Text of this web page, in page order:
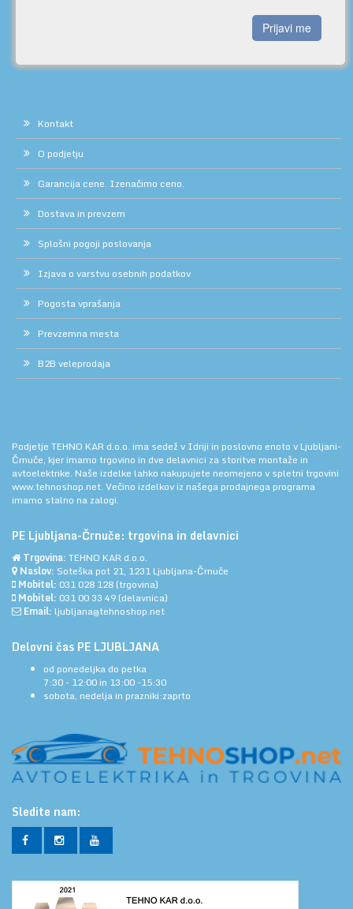
Prijavi me
Kontakt
O podjetju
Garancija cene. Izenačimo ceno.
Dostava in prevzem
Splošni pogoji poslovanja
Izjava o varstvu osebnih podatkov
Pogosta vprašanja
Prevzemna mesta
B2B veleprodaja
Podjetje TEHNO KAR d.o.o. ima sedež v Idriji in poslovno enoto v Ljubljani-
Črnuče, kjer imamo trgovino in dve delavnici za storitve montaže in
avtoelektrike. Naše izdelke lahko nakupujete neomejeno v spletni trgovini
www.tehnoshop.net. Večino izdelkov iz našega prodajnega programa
imamo stalno na zalogi.
PE Ljubljana-Črnuče: trgovina in delavnici
Trgovina: TEHNO KAR d.o.o.
Naslov: Soteška pot 21, 1231 Ljubljana-Črnuče
Mobitel: 031 028 128 (trgovina)
Mobitel: 031 00 33 49 (delavnica)
Email: ljubljana@tehnoshop.net
Delovni čas PE LJUBLJANA
od ponedeljka do petka
7:30 - 12:00 in 13:00 -15:30
sobota, nedelja in prazniki:zaprto
Sledite nam: